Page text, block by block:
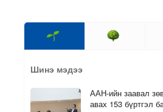
Шинэ мэдээ
ААН-ийн заавал
авах 153 бүртгэл